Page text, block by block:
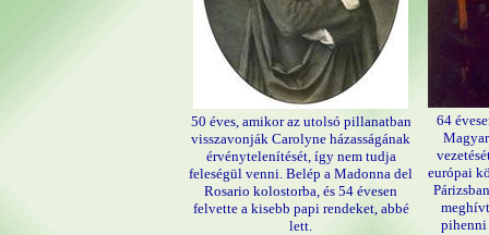
50 éves, amikor az utolsó pillanatban
visszavonják Carolyne házasságának
érvénytelenítését, így nem tudja
feleségül venni. Belép a Madonna del
Rosario kolostorba, és 54 évesen
felvette a kisebb papi rendeket, abbé
lett.
64
európai
pihenni